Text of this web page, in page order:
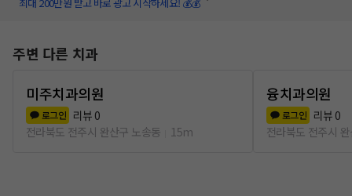
주변 다른 치과
미주치과의원
로그인 리뷰 0
전라북도 전주시 완산구 노송동
15m
융치과의원
로그인 리뷰 0
전라북도 전주시